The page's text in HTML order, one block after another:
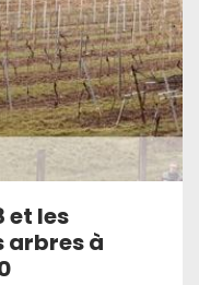
et les
arbres à